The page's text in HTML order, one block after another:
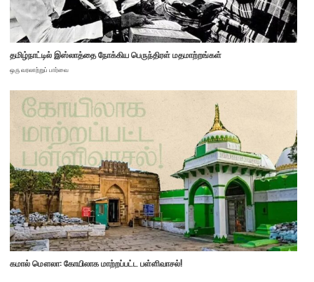
தமிழ்நாட்டில் இஸ்லாத்தை நோக்கிய பெருந்திரள் மதமாற்றங்கள்
ஒரு வரலாற்றுப் பார்வை
கமால் மௌலா: கோயிலாக மாற்றப்பட்ட பள்ளிவாசல்!